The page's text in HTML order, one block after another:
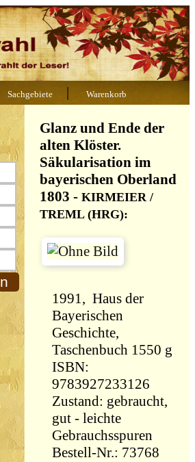
Sachgebiete | Warenkorb
Glanz und Ende der
alten Klöster.
Säkularisation im
bayerischen Oberland
1803 -KIRMEIER /
TREML (HRG):
1991, Haus der
Bayerischen
Geschichte,
Taschenbuch 1550 g
ISBN:
9783927233126
Zustand: gebraucht,
gut - leichte
Gebrauchsspuren
Bestell-Nr.: 73768